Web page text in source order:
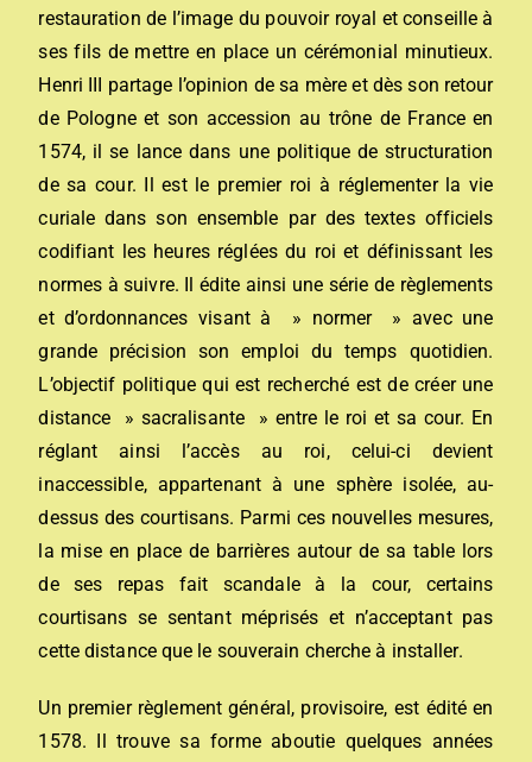
restauration de l’image du pouvoir royal et conseille à
ses fils de mettre en place un cérémonial minutieux.
Henri III partage l’opinion de sa mère et dès son retour
de Pologne et son accession au trône de France en
1574, il se lance dans une politique de structuration
de sa cour. Il est le premier roi à réglementer la vie
curiale dans son ensemble par des textes officiels
codifiant les heures réglées du roi et définissant les
normes à suivre. Il édite ainsi une série de règlements
et d’ordonnances visant à » normer » avec une
grande précision son emploi du temps quotidien.
L’objectif politique qui est recherché est de créer une
distance » sacralisante » entre le roi et sa cour. En
réglant ainsi l’accès au roi, celui-ci devient
inaccessible, appartenant à une sphère isolée, au-
dessus des courtisans. Parmi ces nouvelles mesures,
la mise en place de barrières autour de sa table lors
de ses repas fait scandale à la cour, certains
courtisans se sentant méprisés et n’acceptant pas
cette distance que le souverain cherche à installer.
Un premier règlement général, provisoire, est édité en
1578. Il trouve sa forme aboutie quelques années